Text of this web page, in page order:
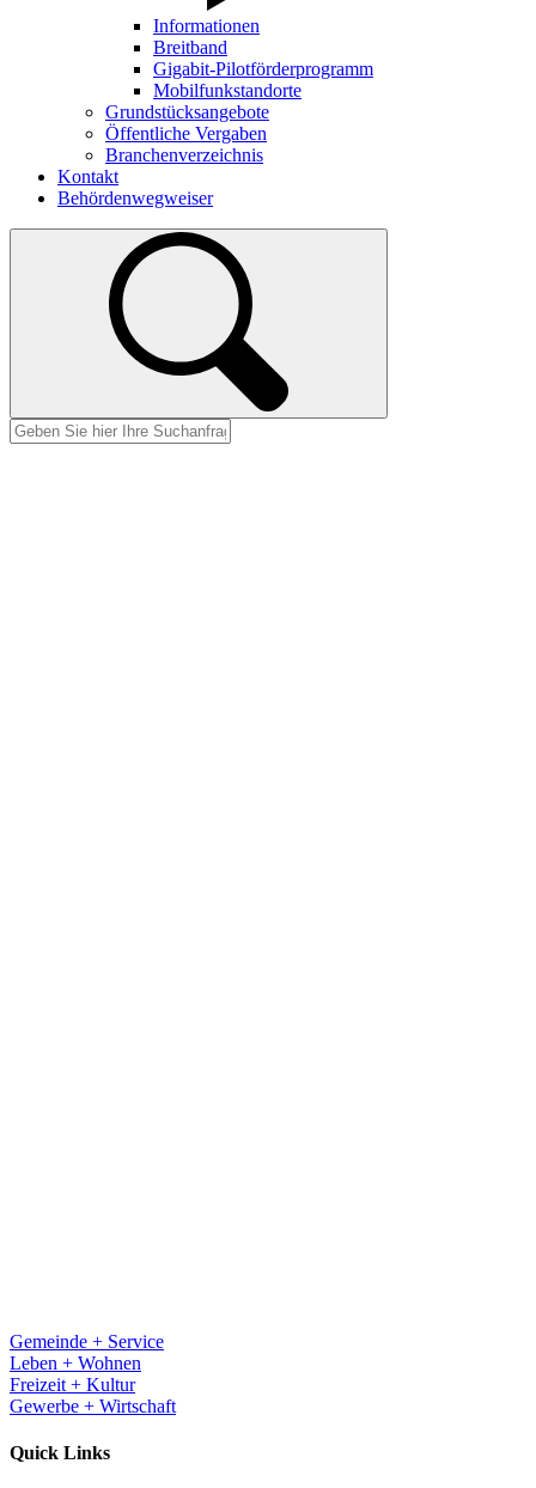
Informationen
Breitband
Gigabit-Pilotförderprogramm
Mobilfunkstandorte
Grundstücksangebote
Öffentliche Vergaben
Branchenverzeichnis
Kontakt
Behördenwegweiser
Gemeinde + Service
Leben + Wohnen
Freizeit + Kultur
Gewerbe + Wirtschaft
Quick Links